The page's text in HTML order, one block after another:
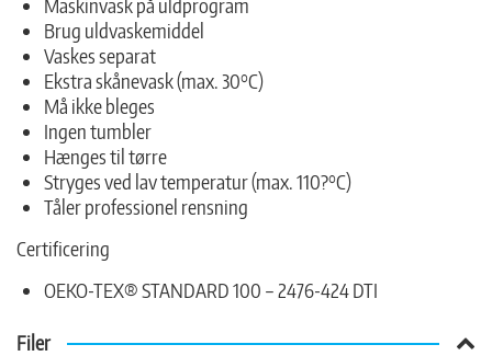
Brug uldvaskemiddel
Vaskes separat
Ekstra skånevask (max. 30°C)
Må ikke bleges
Ingen tumbler
Hænges til tørre
Stryges ved lav temperatur (max. 110?°C)
Tåler professionel rensning
Certificering
OEKO-TEX® STANDARD 100 – 2476-424 DTI
Filer